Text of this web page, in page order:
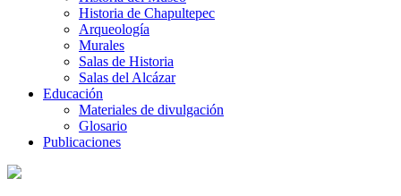
Historia de Chapultepec
Arqueología
Murales
Salas de Historia
Salas del Alcázar
Educación
Materiales de divulgación
Glosario
Publicaciones